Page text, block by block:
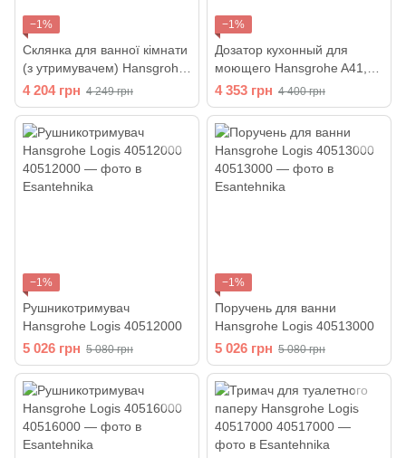
−1%
Склянка для ванної кімнати
(з утримувачем) Hansgrohe
Logis 40518000
4 204 грн 4 249 грн
−1%
Дозатор кухонный для
моющего Hansgrohe A41,
500 ml, Stainless Steel Finish
(40438800)
4 353 грн 4 400 грн
−1%
Рушникотримувач
Hansgrohe Logis 40512000
5 026 грн 5 080 грн
−1%
Поручень для ванни
Hansgrohe Logis 40513000
5 026 грн 5 080 грн